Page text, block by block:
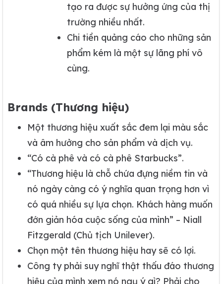
tạo ra được sự hưởng ứng của thị
trường nhiều nhất.
Chi tiền quảng cáo cho những sản
phẩm kém là một sự lãng phí vô
cùng.
Brands (Thương hiệu)
Một thương hiệu xuất sắc đem lại màu sắc
và âm hưởng cho sản phẩm và dịch vụ.
“Có cà phê và có cà phê Starbucks”.
“Thương hiệu là chỗ chứa đựng niềm tin và
nó ngày càng có ý nghĩa quan trọng hơn vì
có quá nhiều sự lựa chọn. Khách hàng muốn
đớn giản hóa cuộc sống của mình” – Niall
Fitzgerald (Chủ tịch Unilever).
Chọn một tên thương hiệu hay sẽ có lợi.
Công ty phải suy nghĩ thật thấu đáo thương
hiệu của mình xem nó ngụ ý gì? Phải cho